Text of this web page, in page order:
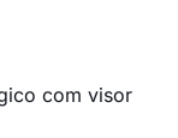
com visor